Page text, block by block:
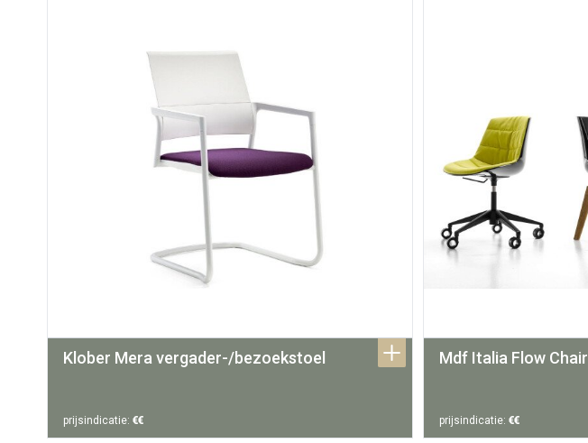
Klober Mera vergader-/bezoekstoel
prijsindicatie: €€
Mdf Italia Flow Chair
prijsindicatie: €€